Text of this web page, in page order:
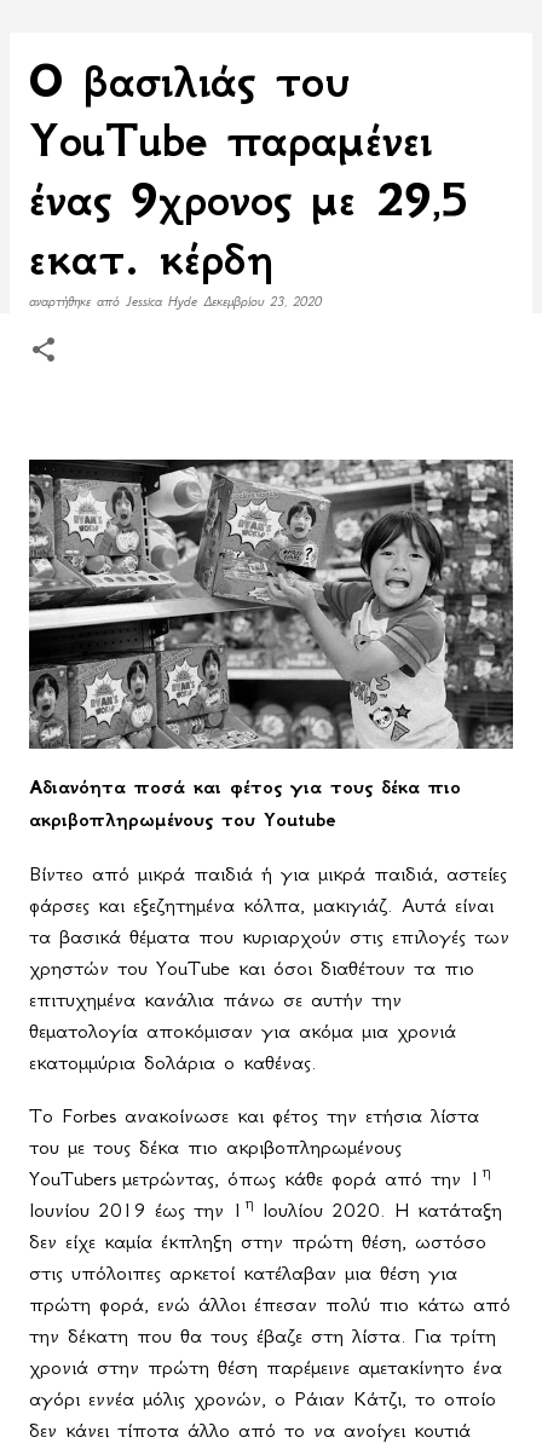
Ο βασιλιάς του
YouTube παραμένει
ένας 9χρονος με 29,5
εκατ. κέρδη
αναρτήθηκε από Jessica Hyde Δεκεμβρίου 23, 2020
Αδιανόητα ποσά και φέτος για τους δέκα πιο
ακριβοπληρωμένους του Youtube
Βίντεο από μικρά παιδιά ή για μικρά παιδιά, αστείες
φάρσες και εξεζητημένα κόλπα, μακιγιάζ. Αυτά είναι
τα βασικά θέματα που κυριαρχούν στις επιλογές των
χρηστών του YouTube και όσοι διαθέτουν τα πιο
επιτυχημένα κανάλια πάνω σε αυτήν την
θεματολογία αποκόμισαν για ακόμα μια χρονιά
εκατομμύρια δολάρια ο καθένας.
Το Forbes ανακοίνωσε και φέτος την ετήσια λίστα
του με τους δέκα πιο ακριβοπληρωμένους
YouTubers μετρώντας, όπως κάθε φορά από την 1 η
Ιουνίου 2019 έως την 1 η Ιουλίου 2020. Η κατάταξη
δεν είχε καμία έκπληξη στην πρώτη θέση, ωστόσο
στις υπόλοιπες αρκετοί κατέλαβαν μια θέση για
πρώτη φορά, ενώ άλλοι έπεσαν πολύ πιο κάτω από
την δέκατη που θα τους έβαζε στη λίστα. Για τρίτη
χρονιά στην πρώτη θέση παρέμεινε αμετακίνητο ένα
αγόρι εννέα μόλις χρονών, ο Ράιαν Κάτζι, το οποίο
δεν κάνει τίποτα άλλο από το να ανοίγει κουτιά